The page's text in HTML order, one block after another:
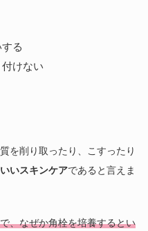
る
けない
を削り取ったり、こすったり
いスキンケアであると言えま
、なぜか角栓を培養するとい